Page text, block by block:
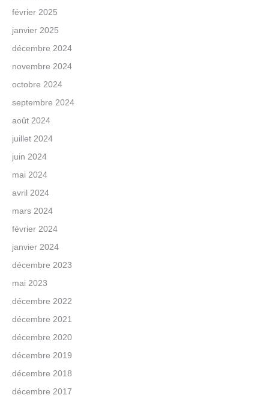
février 2025
janvier 2025
décembre 2024
novembre 2024
octobre 2024
septembre 2024
août 2024
juillet 2024
juin 2024
mai 2024
avril 2024
mars 2024
février 2024
janvier 2024
décembre 2023
mai 2023
décembre 2022
décembre 2021
décembre 2020
décembre 2019
décembre 2018
décembre 2017